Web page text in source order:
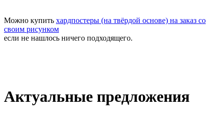
Можно купить хардпостеры (на твёрдой основе) на заказ со
своим рисунком
если не нашлось ничего подходящего.
Актуальные предложения